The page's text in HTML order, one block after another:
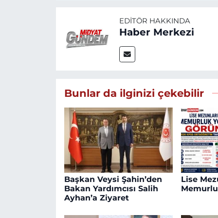
EDITÖR HAKKINDA
Haber Merkezi
Bunlar da ilginizi çekebilir
Başkan Veysi Şahin’den
Bakan Yardımcısı Salih
Ayhan’a Ziyaret
Lise